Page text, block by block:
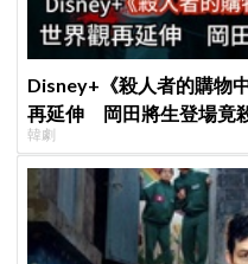
Disney+《殺人者的購物
再延伸 岡田將生登場竟
韓劇